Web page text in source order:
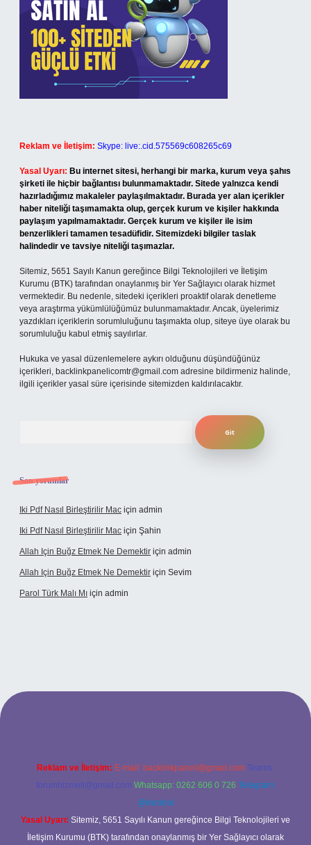
Reklam ve İletişim: Skype: live:.cid.575569c608265c69
Yasal Uyarı: Bu internet sitesi, herhangi bir marka, kurum veya şahıs
şirketi ile hiçbir bağlantısı bulunmamaktadır. Sitede yalnızca kendi
hazırladığımız makaleler paylaşılmaktadır. Burada yer alan içerikler
haber niteliği taşımamakta olup, gerçek kurum ve kişiler hakkında
paylaşım yapılmamaktadır. Gerçek kurum ve kişiler ile isim
benzerlikleri tamamen tesadüfidir. Sitemizdeki bilgiler taslak
halindedir ve tavsiye niteliği taşımazlar.
Sitemiz, 5651 Sayılı Kanun gereğince Bilgi Teknolojileri ve İletişim
Kurumu (BTK) tarafından onaylanmış bir Yer Sağlayıcı olarak hizmet
vermektedir. Bu nedenle, sitedeki içerikleri proaktif olarak denetleme
veya araştırma yükümlülüğümüz bulunmamaktadır. Ancak, üyelerimiz
yazdıkları içeriklerin sorumluluğunu taşımakta olup, siteye üye olarak bu
sorumluluğu kabul etmiş sayılırlar.
Hukuka ve yasal düzenlemelere aykırı olduğunu düşündüğünüz
içerikleri, backlinkpanelicomtr@gmail.com adresine bildirmeniz halinde,
ilgili içerikler yasal süre içerisinde sitemizden kaldırılacaktır.
Son yorumlar
Iki Pdf Nasıl Birleştirilir Mac için admin
Iki Pdf Nasıl Birleştirilir Mac için Şahin
Allah Için Buğz Etmek Ne Demektir için admin
Allah Için Buğz Etmek Ne Demektir için Sevim
Parol Türk Malı Mı için admin
Reklam ve İletişim: E-mail: backlinkpaneli@gmail.com Teams:
forumhizmeti@gmail.com Whatsapp: 0262 606 0 726 Telegram:
@karabul
Yasal Uyarı: Sitemiz, 5651 Sayılı Kanun gereğince Bilgi Teknolojileri ve
İletişim Kurumu (BTK) tarafından onaylanmış bir Yer Sağlayıcı olarak